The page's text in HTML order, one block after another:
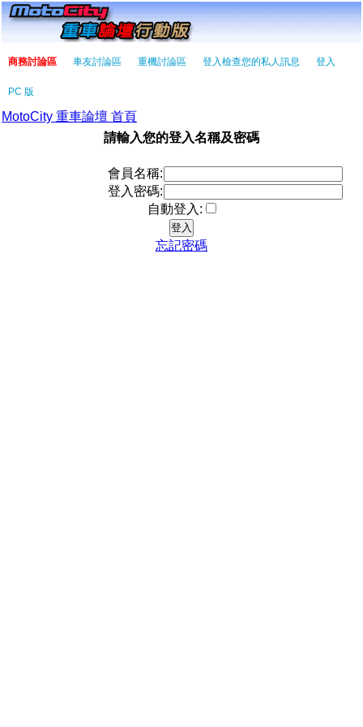
商務討論區 車友討論區 重機討論區 登入檢查您的私人訊息 登入
PC 版
MotoCity 重車論壇 首頁
請輸入您的登入名稱及密碼
會員名稱:
登入密碼:
自動登入:
忘記密碼